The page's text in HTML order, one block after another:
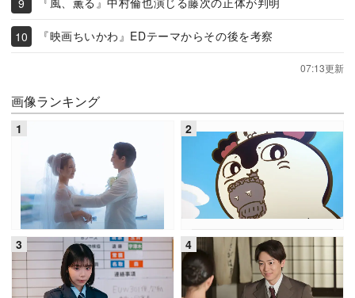
『映画ちいかわ』EDテーマからその後を考察
07:13更新
画像ランキング